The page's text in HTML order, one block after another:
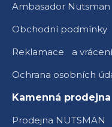
Ambasador Nutsman
Obchodní podmínky
Reklamace a
Ochrana osobních
Kamenná prodejna
Prodejna NUTSMAN